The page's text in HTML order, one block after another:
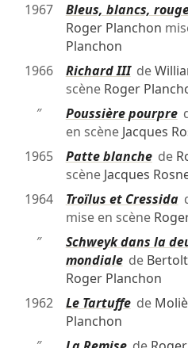
1967
Bleus, blancs,
Roger Planchon
Planchon
1966
Richard IIIde
scène Roger
″
Poussière pourpre
en scène Jacques
1965
Patte blanchede
scène Jacques
1964
Troïlus et Cressida
mise en scène
″
Schweyk dans la
mondialede
Roger Planchon
1962
Le Tartuffede
Planchon